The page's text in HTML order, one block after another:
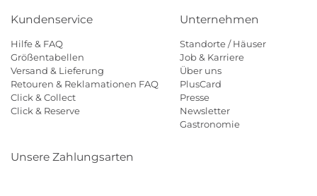
Kundenservice
Hilfe & FAQ
Größentabellen
Versand & Lieferung
Retouren & Reklamationen FAQ
Click & Collect
Click & Reserve
Unternehmen
Standorte / Häuser
Job & Karriere
Über uns
PlusCard
Presse
Newsletter
Gastronomie
Unsere Zahlungsarten